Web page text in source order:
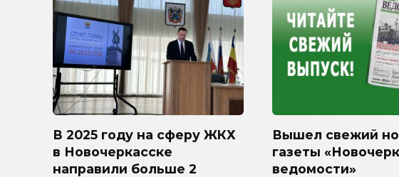
В 2025 году на сферу ЖКХ
в Новочеркасске
направили больше 2
Вышел свежий
газеты
ведомости»